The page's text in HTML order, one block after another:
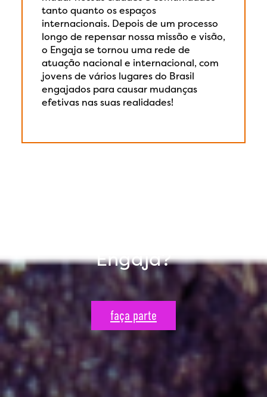
tanto quanto os espaços
internacionais. Depois de um processo
longo de repensar nossa missão e visão,
o Engaja se tornou uma rede de
atuação nacional e internacional, com
jovens de vários lugares do Brasil
engajados para causar mudanças
efetivas nas suas realidades!
Engaja?
faça parte